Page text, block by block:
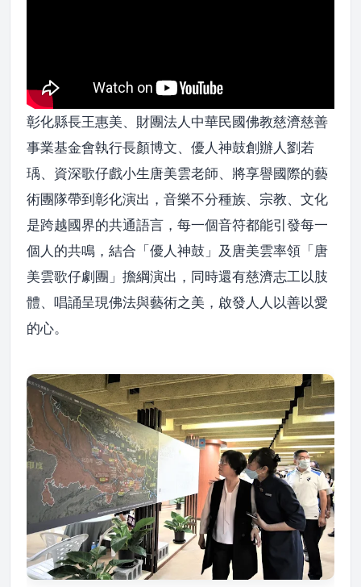
彰化縣長王惠美、財團法人中華民國佛教慈濟慈善
事業基金會執行長顏博文、優人神鼓創辦人劉若
瑀、資深歌仔戲小生唐美雲老師、將享譽國際的藝
術團隊帶到彰化演出，音樂不分種族、宗教、文化
是跨越國界的共通語言，每一個音符都能引發每一
個人的共鳴，結合「優人神鼓」及唐美雲率領「唐
美雲歌仔劇團」擔綱演出，同時還有慈濟志工以肢
體、唱誦呈現佛法與藝術之美，啟發人人以善以愛
的心。